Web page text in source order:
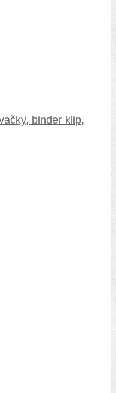
binder klip,